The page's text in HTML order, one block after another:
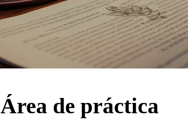
Área de práctica